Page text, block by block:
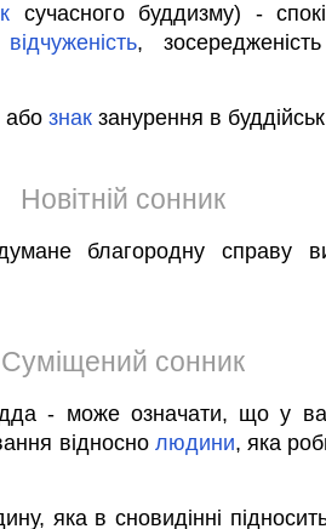
сучасного буддизму) -
відчуженість,
або знак занурення в
Новітній сонник
благородну справу
Суміщений сонник
- може означати, що у
відносно людини, яка
яка в сновидінні